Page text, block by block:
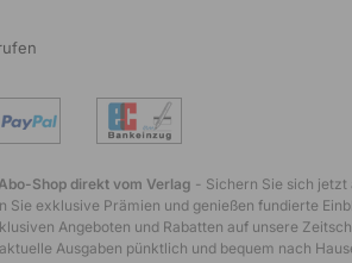
Shop direkt vom Verlag - Sichern Sie sich jetzt
Sie exklusive Prämien und genießen fundierte
Angeboten und Rabatten auf unsere
aktuelle Ausgaben pünktlich und bequem nach